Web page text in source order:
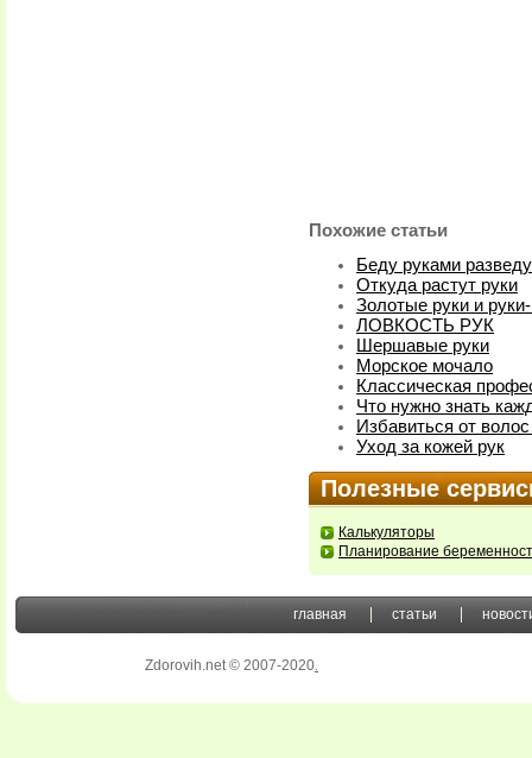
Похожие статьи
Беду руками разведу
Откуда растут руки
Золотые руки и
ЛОВКОСТЬ РУК
Шершавые руки
Морское мочало
Классическая
Что нужно знать
Избавиться от
Уход за кожей рук
Полезные
Калькуляторы
Планирование
главная статьи
Zdorovih.net © 2007-2020